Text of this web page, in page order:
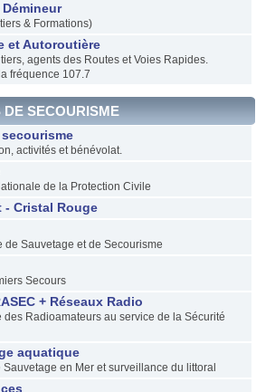
& Formations)
et Autoroutière
agents des Routes et Voies Rapides.
fréquence 107.7
SECOURISME
activités et bénévolat.
de la Protection Civile
- Cristal Rouge
de Sauvetage et de Secourisme
Secours
+ Réseaux Radio
des Radioamateurs au service de la Sécurité
aquatique
en Mer et surveillance du littoral